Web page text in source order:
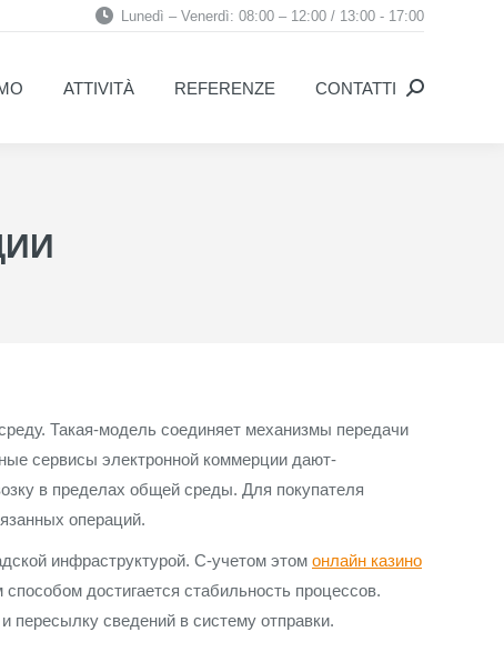
Lunedì – Venerdì: 08:00 – 12:00 / 13:00 - 17:00
ATTIVITÀ REFERENZE CONTATTI Search:
Такая-модель соединяет механизмы передачи
сервисы электронной коммерции дают-
в пределах общей среды. Для покупателя
операций.
инфраструктурой. С-учетом этом онлайн казино
достигается стабильность процессов.
пересылку сведений в систему отправки.
ATTIVITÀ REFERENZE CONTATTI